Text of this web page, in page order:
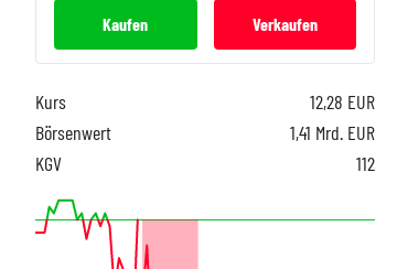
Kaufen Verkaufen
Kurs 12,28 EUR
Börsenwert
1,41 Mrd. EUR
KGV
112